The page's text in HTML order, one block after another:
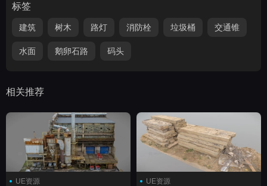
标签
建筑 树木 路灯 消防栓 垃圾桶 交通锥
水面 鹅卵石路 码头
相关推荐
UE资源 UE资源